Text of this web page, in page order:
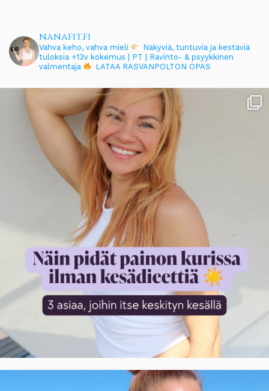
nanafit.fi
Vahva keho, vahva mieli
Näkyviä, tuntuvia ja kestäviä
tuloksia +13v kokemus | PT | Ravinto- & psyykkinen
valmentaja
LATAA RASVANPOLTON OPAS